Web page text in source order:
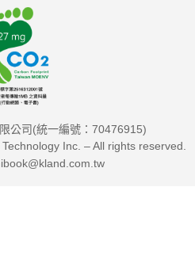
公司(統一編號：70476915)
Inc. – All rights reserved.